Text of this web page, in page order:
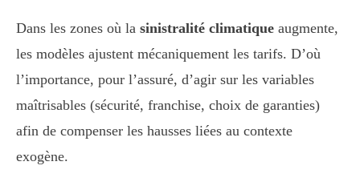
Dans les zones où la sinistralité climatique augmente,
les modèles ajustent mécaniquement les tarifs. D’où
l’importance, pour l’assuré, d’agir sur les variables
maîtrisables (sécurité, franchise, choix de garanties)
afin de compenser les hausses liées au contexte
exogène.